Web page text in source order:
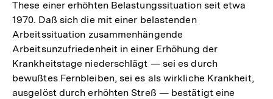
These einer erhöhten Belastungssituation seit etwa
1970. Daß sich die mit einer belastenden
Arbeitssituation zusammenhängende
Arbeitsunzufriedenheit in einer Erhöhung der
Krankheitstage niederschlägt — sei es durch
bewußtes Fernbleiben, sei es als wirkliche Krankheit,
ausgelöst durch erhöhten Streß — bestätigt eine